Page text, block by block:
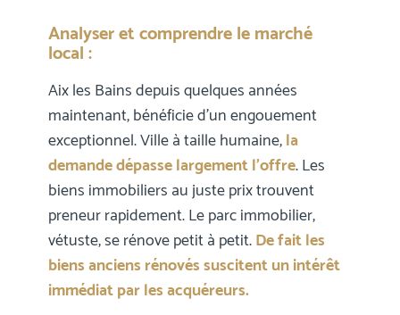
Analyser et comprendre le marché
local :
Aix les Bains depuis quelques années
maintenant, bénéficie d’un engouement
exceptionnel. Ville à taille humaine,la
demande dépasse largement l’offre. Les
biens immobiliers au juste prix trouvent
preneur rapidement. Le parc immobilier,
vétuste, se rénove petit à petit.De fait les
biens anciens rénovés suscitent un intérêt
immédiat par les acquéreurs.